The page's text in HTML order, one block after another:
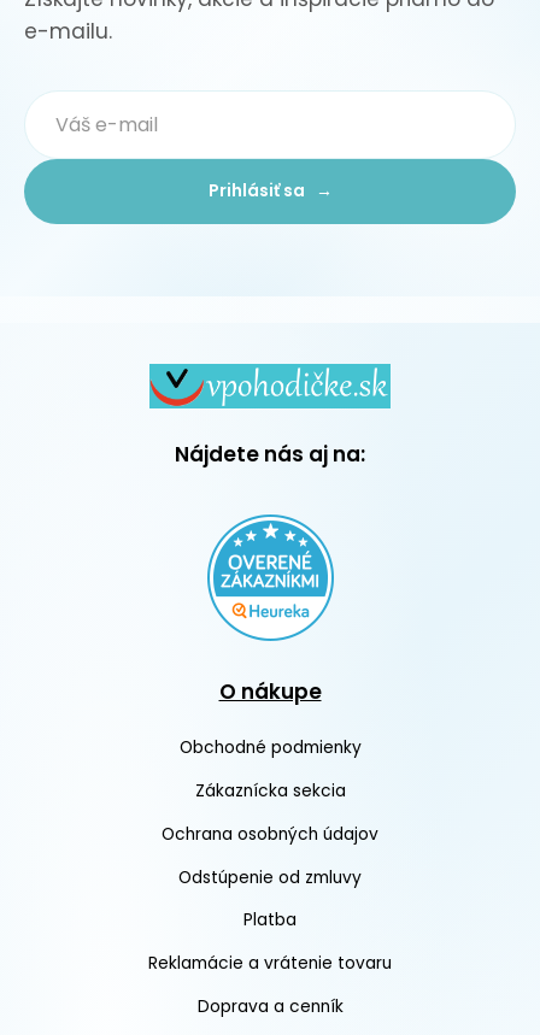
e-mailu.
Prihlásiť sa →
Nájdete nás aj na:
O nákupe
Obchodné podmienky
Zákaznícka sekcia
Ochrana osobných údajov
Odstúpenie od zmluvy
Platba
Reklamácie a vrátenie tovaru
Doprava a cenník